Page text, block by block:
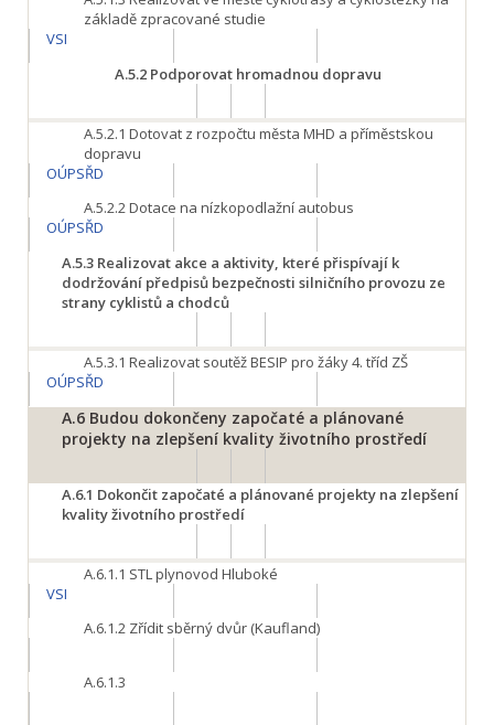
základě zpracované studie
VSI
A.5.2 Podporovat hromadnou dopravu
A.5.2.1 Dotovat z rozpočtu města MHD a příměstskou
dopravu
OÚPSŘD
A.5.2.2Dotace na nízkopodlažní autobus
OÚPSŘD
A.5.3 Realizovat akce a aktivity, které přispívají k
dodržování předpisů bezpečnosti silničního provozu ze
strany cyklistů a chodců
A.5.3.1 Realizovat soutěž BESIP pro žáky 4. tříd ZŠ
OÚPSŘD
A.6 Budou dokončeny započaté a plánované
projekty na zlepšení kvality životního prostředí
A.6.1 Dokončit započaté a plánované projekty na zlepšení
kvality životního prostředí
A.6.1.1 STL plynovod Hluboké
VSI
A.6.1.2 Zřídit sběrný dvůr (Kaufland)
A.6.1.3